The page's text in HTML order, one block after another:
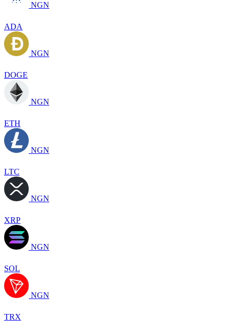
NGN
ADA
NGN
DOGE
NGN
ETH
NGN
LTC
NGN
XRP
NGN
SOL
NGN
TRX